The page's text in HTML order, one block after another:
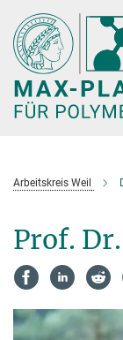
Hauptinhalt
Arbeitskreis Weil
Prof.